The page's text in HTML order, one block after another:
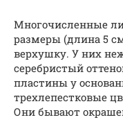
Многочисленные
размеры (длина 5
верхушку. У них
серебристый
пластины у
трехлепестковые
Они бывают